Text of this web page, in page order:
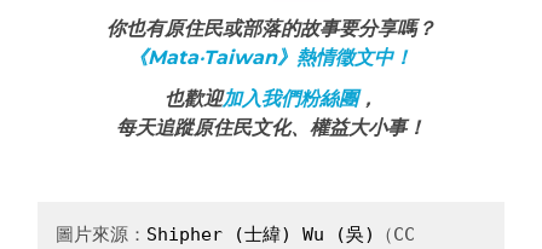
你也有原住民或部落的故事要分享嗎？
《Mata‧Taiwan》熱情徵文中！
也歡迎加入我們粉絲團，
每天追蹤原住民文化、權益大小事！
圖片來源： Shipher (士緯) Wu (吳)
（CC